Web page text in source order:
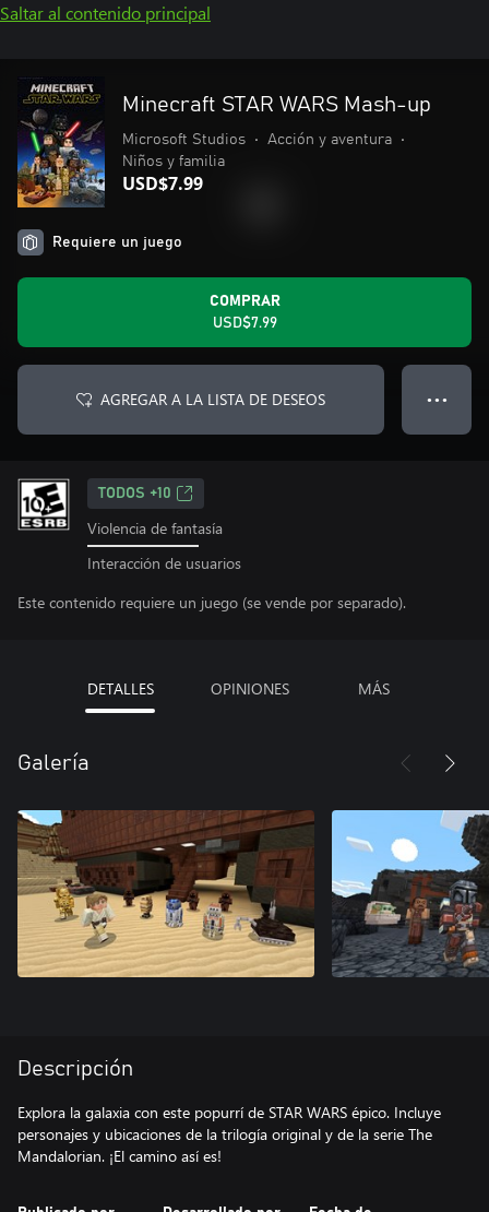
Saltar al contenido principal
Minecraft STAR WARS Mash-up
Microsoft Studios • Acción y aventura
•
Niños y familia
USD$7.99
Requiere un juego
COMPRAR
USD$7.99
AGREGAR A LA LISTA DE DESEOS ● ● ●
TODOS +10
Violencia de fantasía
Interacción de usuarios
Este contenido requiere un juego (se vende por separado).
DETALLES OPINIONES MÁS
Galería
Descripción
Explora la galaxia con este popurrí de STAR WARS épico. Incluye
personajes y ubicaciones de la trilogía original y de la serie The
Mandalorian. ¡El camino así es!